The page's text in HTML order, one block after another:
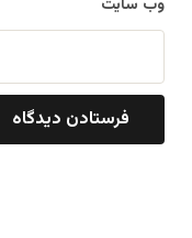
وب‌ سایت